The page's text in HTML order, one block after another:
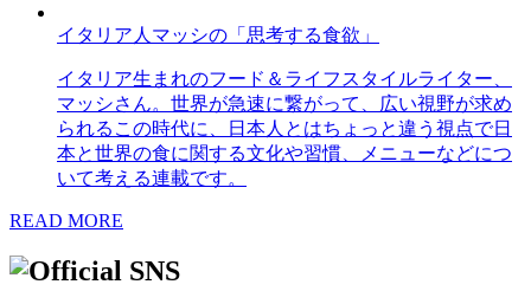
イタリア人マッシの「思考する食欲」
イタリア生まれのフード＆ライフスタイルライター、
マッシさん。世界が急速に繋がって、広い視野が求め
られるこの時代に、日本人とはちょっと違う視点で日
本と世界の食に関する文化や習慣、メニューなどにつ
いて考える連載です。
READ MORE